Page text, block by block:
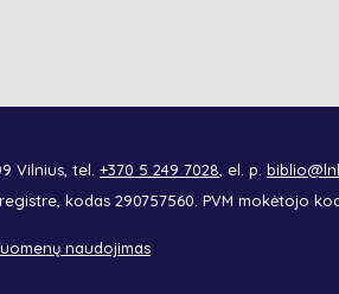
Vilnius, tel. +370 5 249 7028 , el. p.
kodas 290757560. PVM mokėtojo
naudojimas